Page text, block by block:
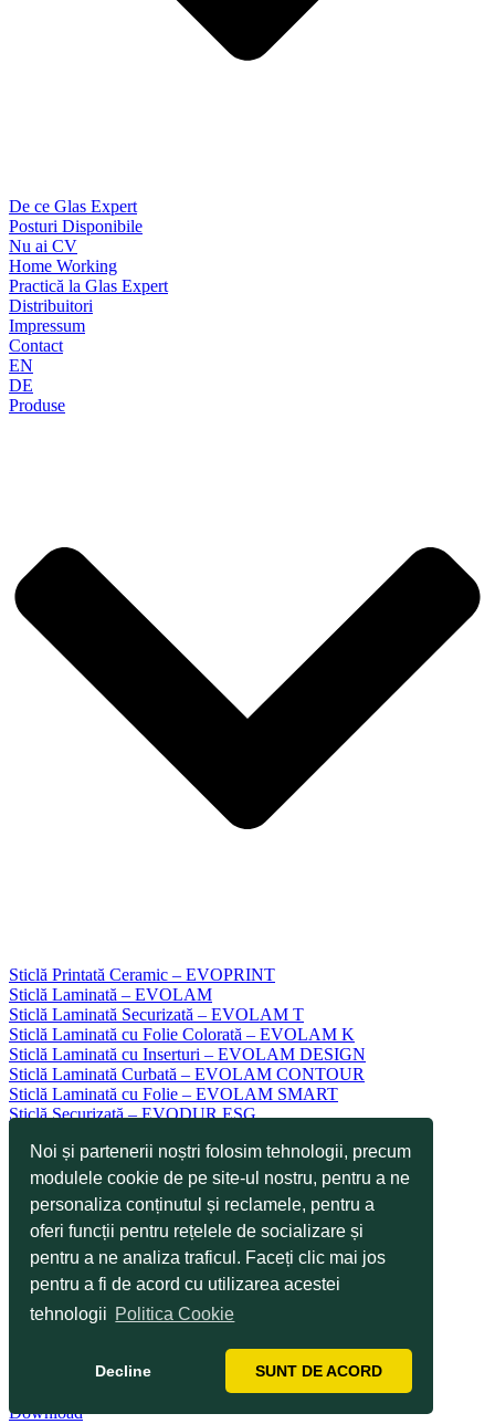
Noi și partenerii noștri folosim tehnologii, precum
modulele cookie de pe site-ul nostru, pentru a ne
personaliza conținutul și reclamele, pentru a
oferi funcții pentru rețelele de socializare și
pentru a ne analiza traficul. Faceți clic mai jos
pentru a fi de acord cu utilizarea acestei
tehnologii Politica Cookie
Decline SUNT DE ACORD
De ce Glas Expert
Posturi Disponibile
Nu ai CV
Home Working
Practică la Glas Expert
Distribuitori
Impressum
Contact
EN
DE
Produse
Sticlă Printată Ceramic – EVOPRINT
Sticlă Laminată – EVOLAM
Sticlă Laminată Securizată – EVOLAM T
Sticlă Laminată cu Folie Colorată – EVOLAM K
Sticlă Laminată cu Inserturi – EVOLAM DESIGN
Sticlă Laminată Curbată – EVOLAM CONTOUR
Sticlă Laminată cu Folie – EVOLAM SMART
Sticlă Securizată – EVODUR ESG
Sticlă Emailată Ceramic – EVOKERAM R
Sticlă Serigrafiată Ceramic – EVOKERAM S
Sticlă Antizgâriere – EVOTOP
Sticlă Autocurățare – Curățare Rapidă EVOCLEAN
Sticlă Industrială EVOTECH
Sticlă pentru Aplicații TOUCH
Aplicații
Tehnologii
Servicii
Download